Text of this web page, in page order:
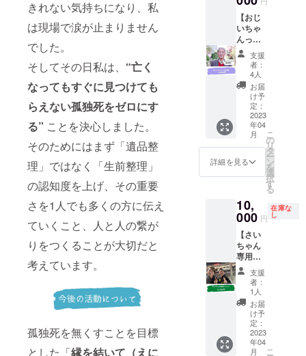
きれない気持ちになり、私
は現場で涙が止まりません
でした。
そしてその日私は、 “亡く
なってもすぐに見つけても
らえない孤独死をゼロにす
る” ことを決心しました。
そのためにはまず「遺品整
理」ではなく「生前整理」
の認知度を上げ、その重要
さを1人でも多くの方に伝え
ていくこと、人と人の繋が
りをつくることが大切だと
考えています。
孤独死を無くすことを目標
とした「縁を結いて（えに
4月1
日〜
2024年
4月1日
zoom回
数 : 1回
（1時
間）
※zoom
の日程
調整は
個別に
ご連絡
をさせ
ていた
だきま
す。
※参加権
利期
間：
2023年
5月1
日〜
2024年
4月31日
※オンラ
インサ
ロンへ
のご招
待はク
ファン
ディン
次メー
ルにて
発送さ
せてい
ただき
ます。
※こちら
のリ
ターン
には
Facebo
okアカ
ウント
が必要
共有さ
せてい
ただき
ます！
ご自身
のビジ
ネスや
日々の
生活に
落とし
込める
ところ
があれ
ば幸い
です。
時間を3
定して
おりま
すの
で、ご
都合の
良い時
間帯の
選択を
お願い
いたし
ます。
日時
◎2023
年3月23
割引を
いたし
ます。
（例）
お見積
もり額
が3万円
の場合
お見積
額：3万
支援
金：1万
円 = ご
請求
額は2万
円まで
とさせ
ていた
だきま
す。 お
ばあ
ちゃ
んっ子
だった
よー！
！とい
う方は
こちら
【おじ
いちゃ
んっ子
支援】
お金の
問題で
生前整
理がで
きない
利用者
さまに
支援が
できる
権で
す。ご
支援が1
ごとに1
万円の
割引を
いたし
ます。
お見積
額：3万
支援
金：1万
請求
額：2万
円 ※最
支援
者：
4人
お届
け予
定：
2023
年04
月
詳細を見る
こ
の
リ
タ
ー
ン
を
選
択
す
る
10,
000 円
在庫な
し
【さい
ちゃん
専用リ
ター
ン】 心
優しく
涙腺豊
か！そ
して他
者貢献
なお
支援
者：
1人
お届
け予
定：
2023
年04
月
こ